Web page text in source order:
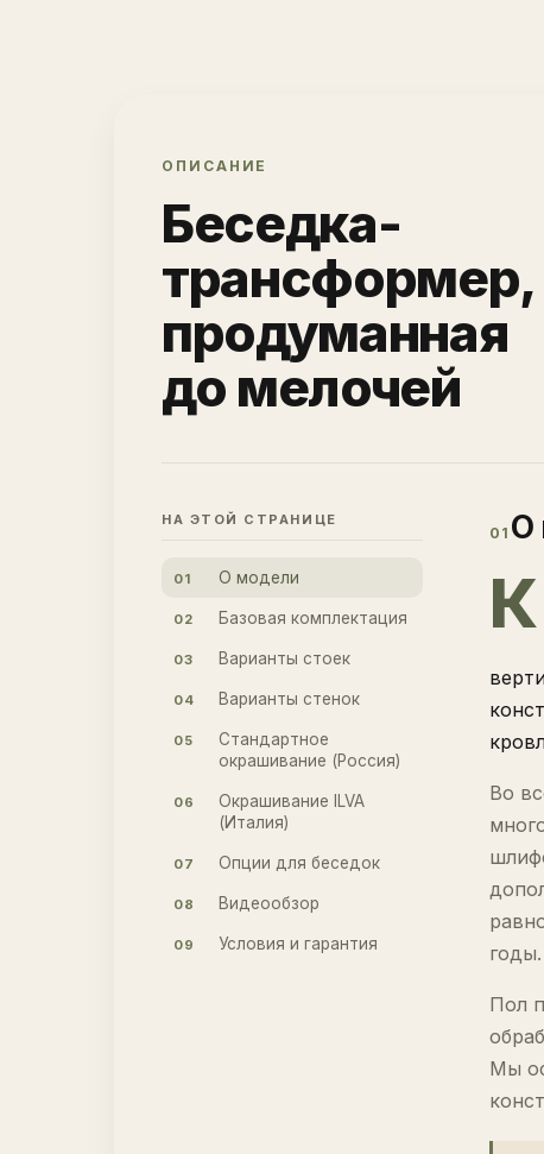
ОПИСАНИЕ
Беседка-
трансформер,
продуманная
до мелочей
НА ЭТОЙ СТРАНИЦЕ
01 О модели
02 Базовая комплектация
03 Варианты стоек
04 Варианты стенок
05
Стандартное
окрашивание (Россия)
06
Окрашивание ILVA
(Италия)
07 Опции для беседок
08 Видеообзор
09 Условия и гарантия
01 О
К
Во
годы.
Пол
Мы